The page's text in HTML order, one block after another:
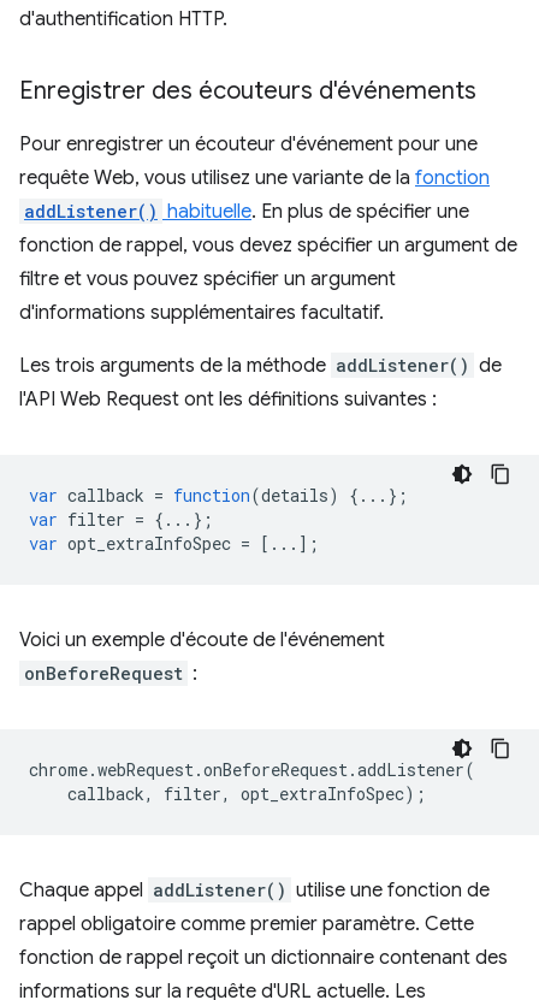
d'authentification HTTP.
Enregistrer des écouteurs d'événements
Pour enregistrer un écouteur d'événement pour une
requête Web, vous utilisez une variante de la fonction
addListener() habituelle. En plus de spécifier une
fonction de rappel, vous devez spécifier un argument de
filtre et vous pouvez spécifier un argument
d'informations supplémentaires facultatif.
Les trois arguments de la méthode addListener() de
l'API Web Request ont les définitions suivantes :
var callback = function(details)
{...};
var filter = {...};
var opt_extraInfoSpec = [...];
Voici un exemple d'écoute de l'événement
onBeforeRequest :
chrome.webRequest.onBeforeRequest.addListener(
callback, filter, opt_extraInfoSpec);
Chaque appel addListener() utilise une fonction de
rappel obligatoire comme premier paramètre. Cette
fonction de rappel reçoit un dictionnaire contenant des
informations sur la requête d'URL actuelle. Les